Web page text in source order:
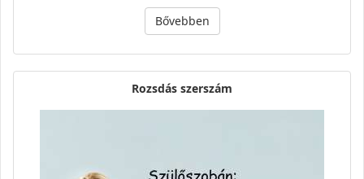
Bővebben
Rozsdás szerszám